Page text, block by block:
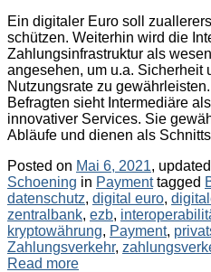
Ein digitaler Euro soll
schützen. Weiterhin wird die
Zahlungsinfrastruktur als
angesehen, um u.a. Sicherheit
Nutzungsrate zu
Befragten sieht Intermediäre
innovativer Services. Sie
Abläufe und dienen als
Posted on Mai 6, 2021,
Schoening in Categories
Paymenttagged
datenschutz, digital euro,
zentralbank, ezb,
kryptowährung, Payment,
Zahlungsverkehr,
Read more